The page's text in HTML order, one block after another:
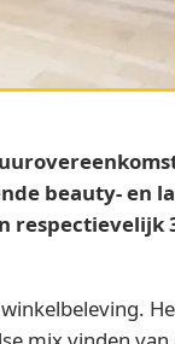
beauty- en